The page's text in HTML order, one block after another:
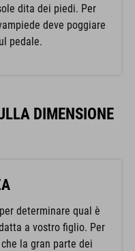
dita dei piedi. Per
deve poggiare
pedale.
DIMENSIONE
determinare qual è
a vostro figlio. Per
la gran parte dei